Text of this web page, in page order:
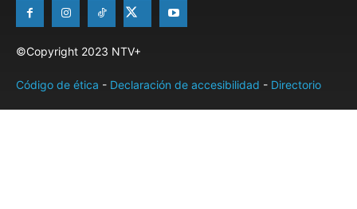
©Copyright 2023 NTV+
Código de ética - Declaración de accesibilidad - Directorio